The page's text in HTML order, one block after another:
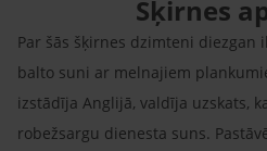
Šķirnes
Par šās šķirnes dzimteni diezgan
balto suni ar melnajiem
izstādīja Anglijā, valdīja uzskats,
robežsargu dienesta suns.